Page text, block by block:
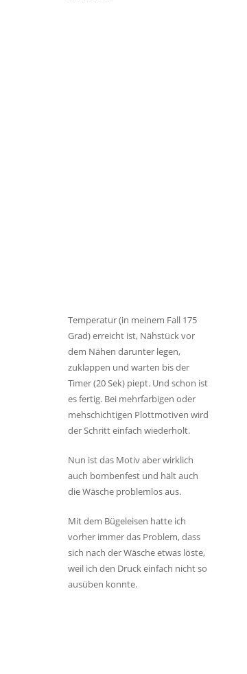
Temperatur (in meinem Fall 175
Grad) erreicht ist, Nähstück vor
dem Nähen darunter legen,
zuklappen und warten bis der
Timer (20 Sek) piept. Und schon ist
es fertig. Bei mehrfarbigen oder
mehschichtigen Plottmotiven wird
der Schritt einfach wiederholt.
Nun ist das Motiv aber wirklich
auch bombenfest und hält auch
die Wäsche problemlos aus.
Mit dem Bügeleisen hatte ich
vorher immer das Problem, dass
sich nach der Wäsche etwas löste,
weil ich den Druck einfach nicht so
ausüben konnte.